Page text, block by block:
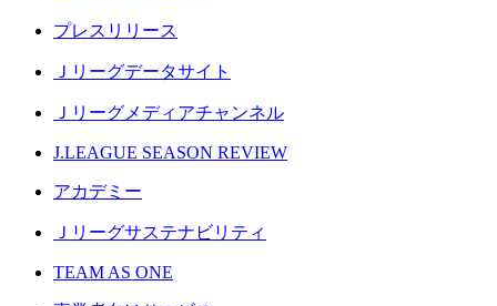
プレスリリース
Ｊリーグデータサイト
Ｊリーグメディアチャンネル
J.LEAGUE SEASON REVIEW
アカデミー
Ｊリーグサステナビリティ
TEAM AS ONE